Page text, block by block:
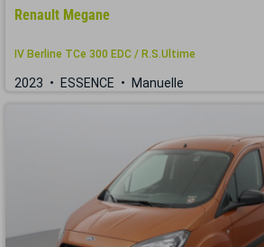
Renault Megane
IV Berline TCe 300 EDC / R.S.Ultime
2023 ESSENCE Manuelle